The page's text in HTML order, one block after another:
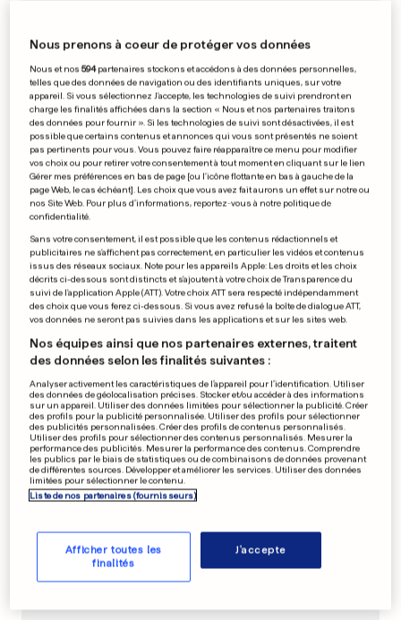
FOOTBALL
L'entraîneur du Barça viré
après la débâcle
0 0
CORONAVIRUS
Bain de techno pour des
milliers de fêtards à Wuhan
0
EN FRANCE
Il est 5h39 à Cannes et la
plage est déjà bondée
0 0
PUBLICITÉ
Nous prenons à coeur de protéger vos données
Nous et nos594partenaires stockons et accédons à des données personnelles,
telles que des données de navigation ou des identifiants uniques, sur votre
appareil. Si vous sélectionnez J'accepte, les technologies de suivi prendront en
charge les finalités affichées dans la section « Nous et nos partenaires traitons
des données pour fournir ». Si les technologies de suivi sont désactivées, il est
possible que certains contenus et annonces qui vous sont présentés ne soient
pas pertinents pour vous. Vous pouvez faire réapparaître ce menu pour modifier
vos choix ou pour retirer votre consentement à tout moment en cliquant sur le lien
Gérer mes préférences en bas de page [ou l'icône flottante en bas à gauche de la
page Web, le cas échéant]. Les choix que vous avez fait aurons un effet sur notre ou
nos Site Web. Pour plus d’informations, reportez-vous à notre politique de
confidentialité.
Sans votre consentement, il est possible que les contenus rédactionnels et
publicitaires ne s'affichent pas correctement, en particulier les vidéos et contenus
issus des réseaux sociaux. Note pour les appareils Apple: Les droits et les choix
décrits ci-dessous sont distincts et s'ajoutent à votre choix de Transparence du
suivi de l'application Apple (ATT). Votre choix ATT sera respecté indépendamment
des choix que vous ferez ci-dessous. Si vous avez refusé la boîte de dialogue ATT,
vos données ne seront pas suivies dans les applications et sur les sites web.
Nos équipes ainsi que nos partenaires externes, traitent
des données selon les finalités suivantes :
Analyser activement les caractéristiques de l’appareil pour l’identification. Utiliser
des données de géolocalisation précises. Stocker et/ou accéder à des informations
sur un appareil. Utiliser des données limitées pour sélectionner la publicité. Créer
des profils pour la publicité personnalisée. Utiliser des profils pour sélectionner
des publicités personnalisées. Créer des profils de contenus personnalisés.
Utiliser des profils pour sélectionner des contenus personnalisés. Mesurer la
performance des publicités. Mesurer la performance des contenus. Comprendre
les publics par le biais de statistiques ou de combinaisons de données provenant
de différentes sources. Développer et améliorer les services. Utiliser des données
limitées pour sélectionner le contenu.
Liste de nos partenaires (fournisseurs)
Afficher toutes les
finalités
J'accepte